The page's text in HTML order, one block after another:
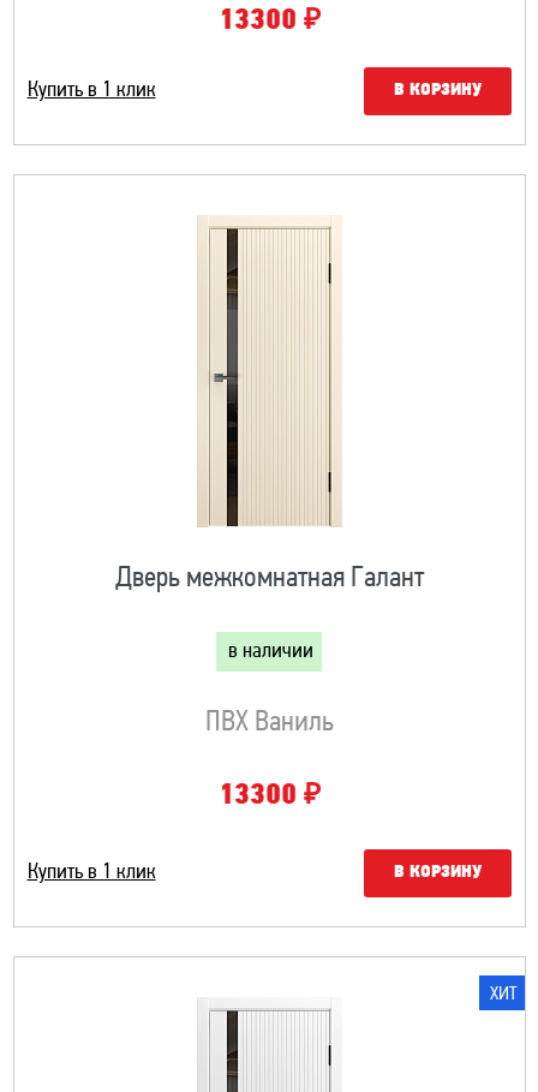
13300 ₽
Купить в 1 клик В КОРЗИНУ
Дверь межкомнатная Галант
в наличии
ПВХ Ваниль
13300 ₽
Купить в 1 клик В КОРЗИНУ
ХИТ